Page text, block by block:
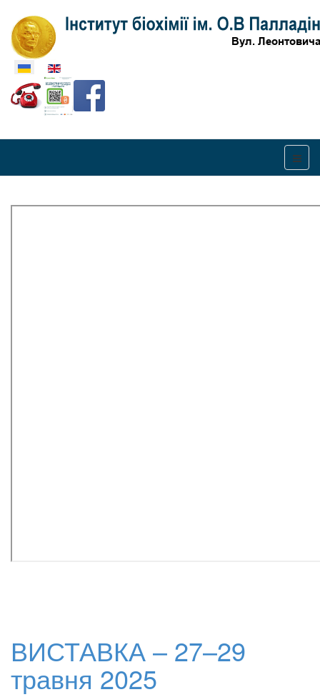
Оберіть свою мову
ВИСТАВКА – 27–29
травня 2025